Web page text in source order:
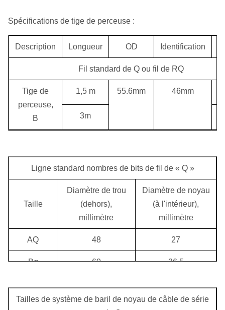
Spécifications de tige de perceuse :
Description Longueur OD Identification
Fil standard de Q ou fil de RQ
Tige de
perceuse,
B
1,5 m 55.6mm 46mm
3m
N
3m
perceuse,
1,5 m 89mm 77.8mm
3m
Tige de
perceuse,
1,5 m 101.6mm
3m
Ligne standard nombres de bits de fil de « Q »
Taille
Diamètre de trou
(dehors),
millimètre
Diamètre de noyau
(à l'intérieur),
millimètre
AQ 48 27
Bq 60 36,5
Tailles de système de baril de noyau de câble de série